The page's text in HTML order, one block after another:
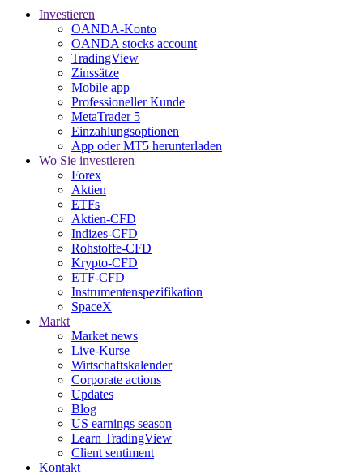
Investieren
OANDA-Konto
OANDA stocks account
TradingView
Zinssätze
Mobile app
Professioneller Kunde
MetaTrader 5
Einzahlungsoptionen
App oder MT5 herunterladen
Wo Sie investieren
Forex
Aktien
ETFs
Aktien-CFD
Indizes-CFD
Rohstoffe-CFD
Krypto-CFD
ETF-CFD
Instrumentenspezifikation
SpaceX
Markt
Market news
Live-Kurse
Wirtschaftskalender
Corporate actions
Updates
Blog
US earnings season
Learn TradingView
Client sentiment
Kontakt